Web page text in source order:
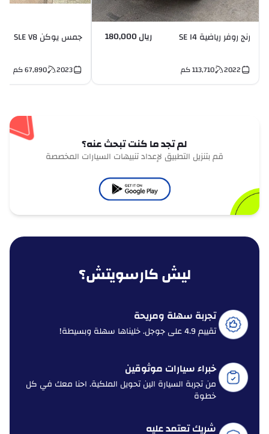
رنج روفر رياضية SE I4 ريال 180,000
2022
113,710كم
جمس يوكن SLE V8
2023
67,890كم
لم تجد ما كنت تبحث عنه؟
قم بتنزيل التطبيق لإعداد تنبيهات السيارات المخصصة
ليش كارسويتش؟
تجربة سهلة ومريحة
تقييم 4.9 على جوجل. خليناها سهلة وبسيطة!
خبراء سيارات موثوقين
من تجربة السيارة الين تحويل الملكية. احنا معك في كل
خطوة
شريك تعتمد عليه